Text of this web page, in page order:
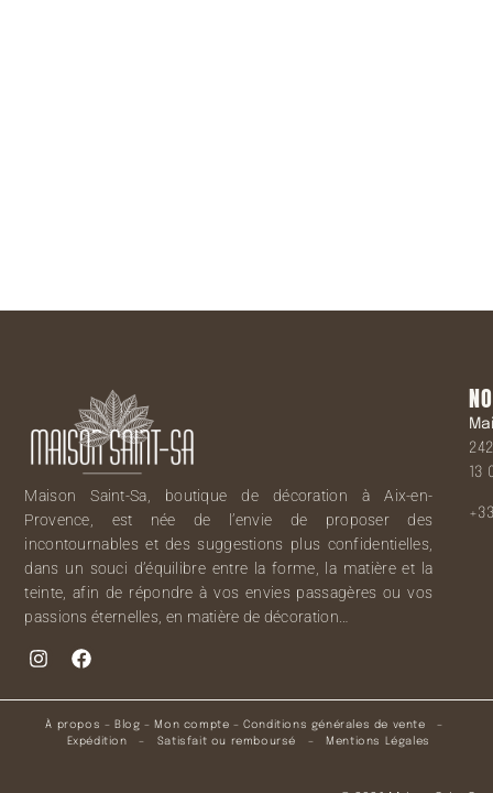
Maison Saint-Sa, boutique de décoration à Aix-en-
Provence, est née de l’envie de proposer des
incontournables et des suggestions plus confidentielles,
dans un souci d’équilibre entre la forme, la matière et la
teinte, afin de répondre à vos envies passagères ou vos
passions éternelles, en matière de décoration…
À propos – Blog – Mon compte –Conditions générales de vente –
Expédition – Satisfait ou remboursé – Mentions Légales